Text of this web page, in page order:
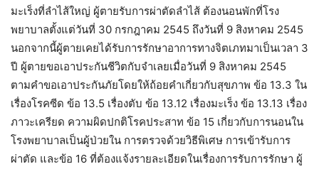
มะเร็งที่ลำไส้ใหญ่ ผู้ตายรับการผ่าตัดลำไส้ ต้องนอนพักที่โรง
พยาบาลตั้งแต่วันที่ 30 กรกฎาคม 2545 ถึงวันที่ 9 สิงหาคม 2545
นอกจากนี้ผู้ตายเคยได้รับการรักษาอาการทางจิตเภทมาเป็นเวลา 3
ปี ผู้ตายขอเอาประกันชีวิตกับจำเลยเมื่อวันที่ 9 สิงหาคม 2545
ตามคำขอเอาประกันภัยโดยให้ถ้อยคำเกี่ยวกับสุขภาพ ข้อ 13.3 ใน
เรื่องโรคซีด ข้อ 13.5 เรื่องตับ ข้อ 13.12 เรื่องมะเร็ง ข้อ 13.13 เรื่อง
ภาวะเครียด ความผิดปกติโรคประสาท ข้อ 15 เกี่ยวกับการนอนใน
โรงพยาบาลเป็นผู้ป่วยใน การตรวจด้วยวิธีพิเศษ การเข้ารับการ
ผ่าตัด และข้อ 16 ที่ต้องแจ้งรายละเอียดในเรื่องการรับการรักษา ผู้